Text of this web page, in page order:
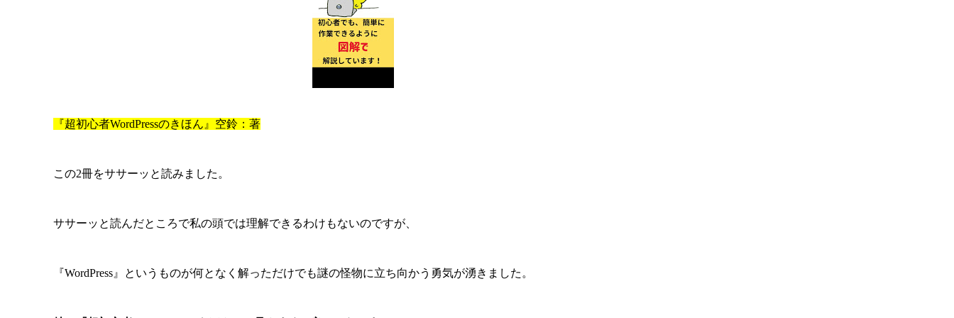
『超初心者WordPressのきほん』空鈴：著
この2冊をササーッと読みました。
ササーッと読んだところで私の頭では理解できるわけもないのですが、
『WordPress』というものが何となく解っただけでも謎の怪物に立ち向かう勇気が湧きました。